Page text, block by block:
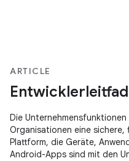
ARTICLE
Die
Organisationen eine
Plattform, die Geräte,
Android-Apps sind mit den